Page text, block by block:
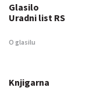
Glasilo
Uradni list RS
O glasilu
Knjigarna